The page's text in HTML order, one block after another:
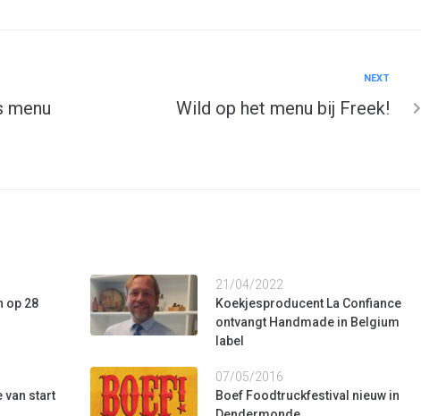
menu
NEXT
Wild op het menu bij Freek!
op 28
21/04/2022
Koekjesproducent La Confiance
ontvangt Handmade in Belgium
label
van start
07/05/2016
Boef Foodtruckfestival nieuw in